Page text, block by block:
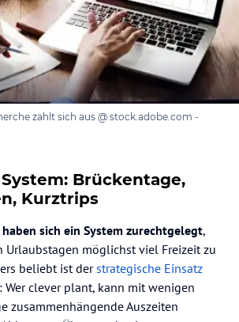
zahlt sich aus @ stock.adobe.com -
Brückentage,
Kurztrips
sich ein System zurechtgelegt,
Urlaubstagen möglichst viel Freizeit zu
beliebt ist der strategische Einsatz
: Wer clever plant, kann mit wenigen
zusammenhängende Auszeiten